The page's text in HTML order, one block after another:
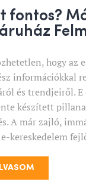
fontos?
hogy az
információkkal
és trendjeiről.
készített
A már zajló,
kereskedelem